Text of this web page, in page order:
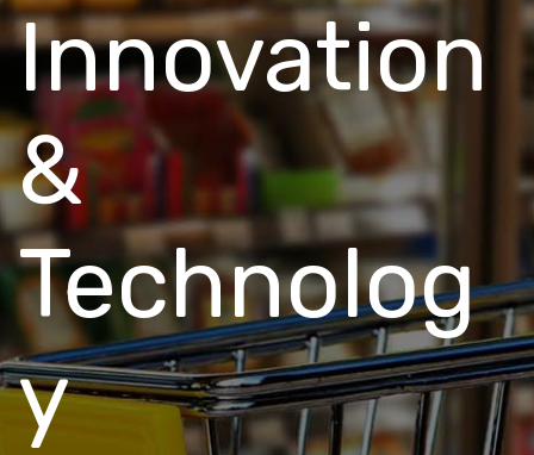
Innovation
&
Technolog
y